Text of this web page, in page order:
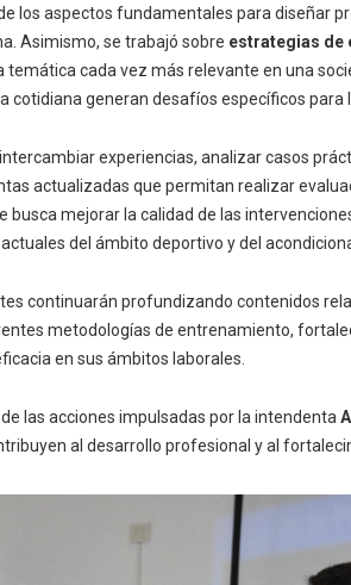
los aspectos fundamentales para diseñar
Asimismo, se trabajó sobre estrategias de
temática cada vez más relevante en una
cotidiana generan desafíos específicos para
experiencias, analizar casos
actualizadas que permitan realizar
busca mejorar la calidad de las
del ámbito deportivo y del
continuarán profundizando contenidos
metodologías de entrenamiento,
en sus ámbitos laborales.
las acciones impulsadas por la intendenta
al desarrollo profesional y al